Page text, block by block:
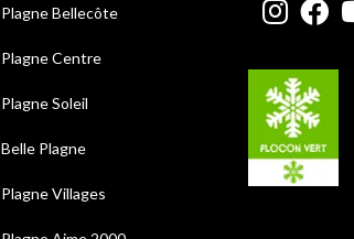
Plagne Bellecôte
Plagne Centre
Plagne Soleil
Belle Plagne
Plagne Villages